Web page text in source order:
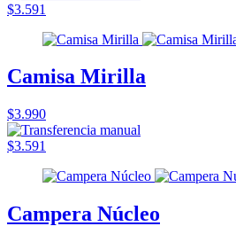
$3.591
Camisa Mirilla
$3.990
$3.591
Campera Núcleo